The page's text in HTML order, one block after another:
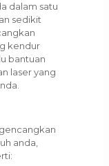
dalam satu
sedikit
kendur
bantuan
laser yang
anda,